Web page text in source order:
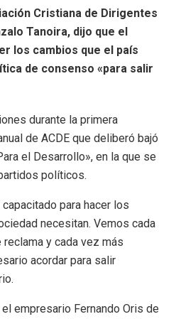
Cristiana de Dirigentes
Tanoira, dijo que el
los cambios que el país
de consenso «para salir
durante la primera
de ACDE que deliberó bajó
el Desarrollo», en la que se
políticos.
para hacer los
necesitan. Vemos cada
y cada vez más
acordar para salir
empresario Fernando Oris de